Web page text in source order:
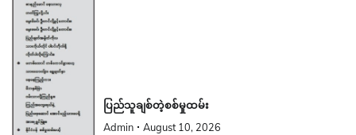
ပြည်သူချစ်တဲ့စစ်မှုထမ်း
Admin August 10, 2026